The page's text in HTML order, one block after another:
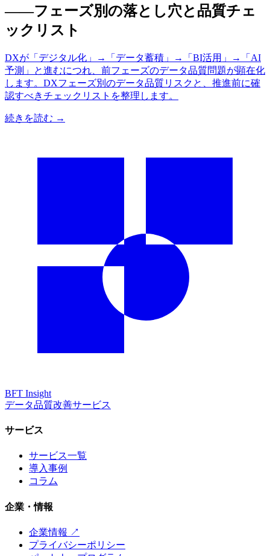
——フェーズ別の落とし穴と品質チェ
ックリスト
DXが「デジタル化」→「データ蓄積」→「BI活用」→「AI
予測」と進むにつれ、前フェーズのデータ品質問題が顕在化
します。DXフェーズ別のデータ品質リスクと、推進前に確
認すべきチェックリストを整理します。
続きを読む →
BFT Insight
データ品質改善サービス
サービス
サービス一覧
導入事例
コラム
企業・情報
企業情報 ↗
プライバシーポリシー